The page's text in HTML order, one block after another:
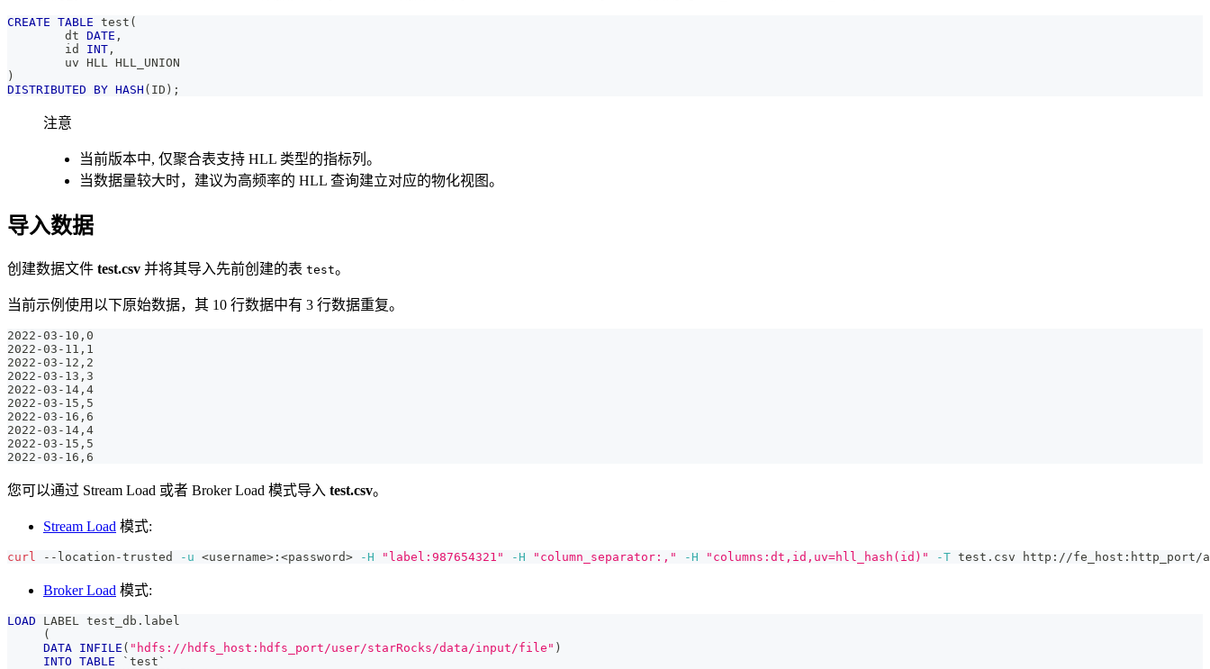
CREATE TABLE test (
        dt
DATE ,
        id
INT ,
        uv HLL HLL_UNION
)
DISTRIBUTED
BY HASH ( ID ) ;
注意
当前版本中, 仅聚合表支持 HLL 类型的指标列。
当数据量较大时，建议为高频率的 HLL 查询建立对应的物化视图。
导入数据
创建数据文件 test.csv 并将其导入先前创建的表 test。
当前示例使用以下原始数据，其 10 行数据中有 3 行数据重复。
2022-03-10,0
2022-03-11,1
2022-03-12,2
2022-03-13,3
2022-03-14,4
2022-03-15,5
2022-03-16,6
2022-03-14,4
2022-03-15,5
2022-03-16,6
您可以通过 Stream Load 或者 Broker Load 模式导入 test.csv。
Stream Load 模式:
curl --location-trusted -u <username> : <password> -H "label:987654321" -H "column_separator:," -H "columns:dt,id,uv=hll_hash(id)" -T test.csv http://fe_host:http_port/
Broker Load 模式:
LOAD LABEL test_db . label
(
DATA INFILE ( "hdfs://hdfs_host:hdfs_port/user/starRocks/data/input/file" )
INTO TABLE ` test `